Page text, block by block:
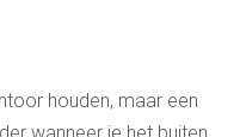
houden, maar een
wanneer je het buiten